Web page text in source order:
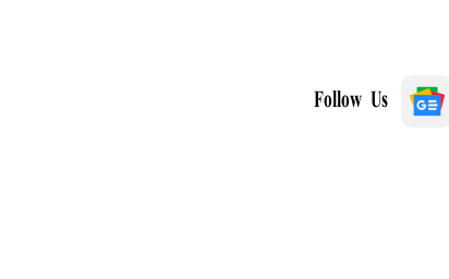
Follow Us